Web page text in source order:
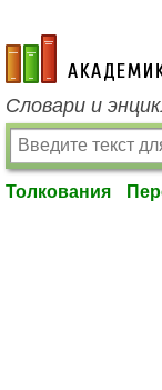
academic.ru
Словари и
Толкования